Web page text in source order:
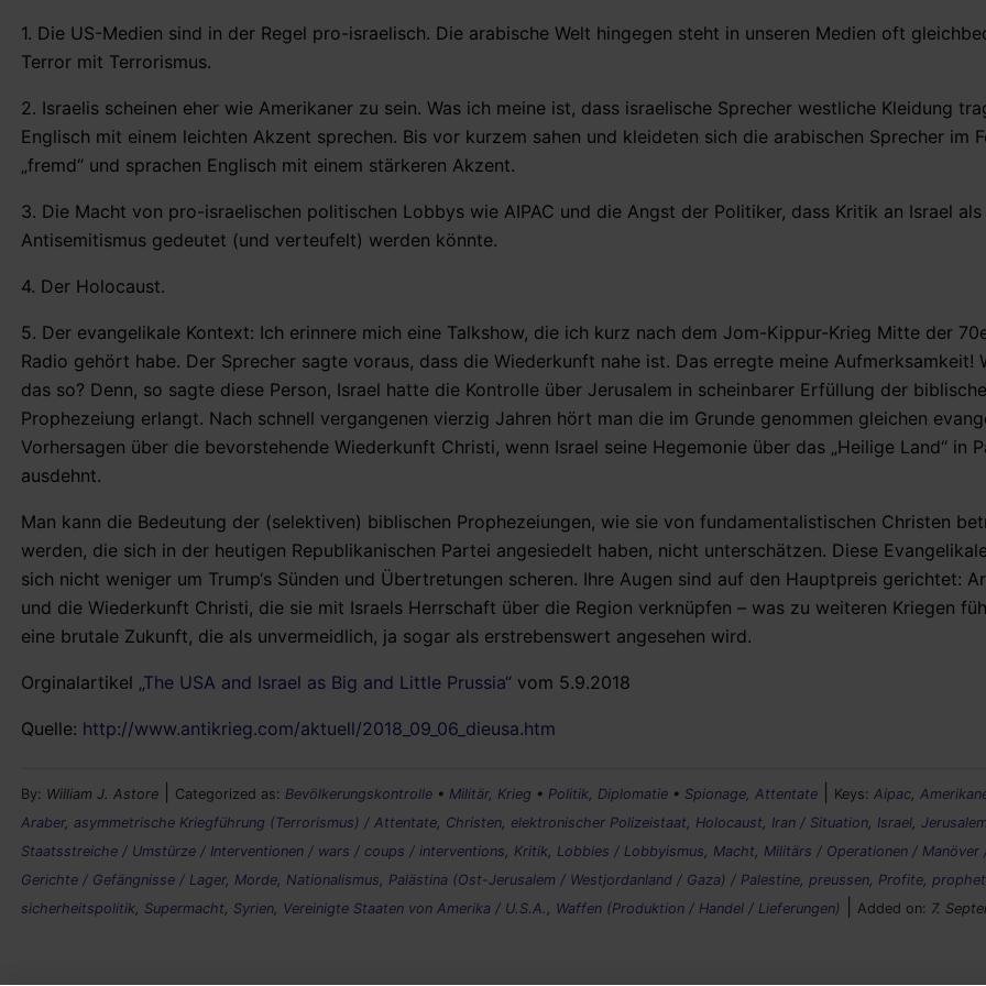
1. Die US-Medien sind in der Regel pro-israelisch. Die arabische Welt hingegen steht in unseren Medien oft
Terror mit Terrorismus.
2. Israelis scheinen eher wie Amerikaner zu sein. Was ich meine ist, dass israelische Sprecher westliche Kleidung
Englisch mit einem leichten Akzent sprechen. Bis vor kurzem sahen und kleideten sich die arabischen Sprecher im
„fremd“ und sprachen Englisch mit einem stärkeren Akzent.
3. Die Macht von pro-israelischen politischen Lobbys wie AIPAC und die Angst der Politiker, dass Kritik an Israel als
Antisemitismus gedeutet (und verteufelt) werden könnte.
4. Der Holocaust.
5. Der evangelikale Kontext: Ich erinnere mich eine Talkshow, die ich kurz nach dem Jom-Kippur-Krieg Mitte der
Radio gehört habe. Der Sprecher sagte voraus, dass die Wiederkunft nahe ist. Das erregte meine Aufmerksamkeit!
das so? Denn, so sagte diese Person, Israel hatte die Kontrolle über Jerusalem in scheinbarer Erfüllung der
Prophezeiung erlangt. Nach schnell vergangenen vierzig Jahren hört man die im Grunde genommen gleichen
Vorhersagen über die bevorstehende Wiederkunft Christi, wenn Israel seine Hegemonie über das „Heilige Land“ in
ausdehnt.
Man kann die Bedeutung der (selektiven) biblischen Prophezeiungen, wie sie von fundamentalistischen Christen
werden, die sich in der heutigen Republikanischen Partei angesiedelt haben, nicht unterschätzen. Diese
sich nicht weniger um Trump‘s Sünden und Übertretungen scheren. Ihre Augen sind auf den Hauptpreis gerichtet:
und die Wiederkunft Christi, die sie mit Israels Herrschaft über die Region verknüpfen – was zu weiteren Kriegen
eine brutale Zukunft, die als unvermeidlich, ja sogar als erstrebenswert angesehen wird.
Orginalartikel „The USA and Israel as Big and Little Prussia“ vom 5.9.2018
Quelle: http://www.antikrieg.com/aktuell/2018_09_06_dieusa.htm
By: William J. Astore Categorized as: Bevölkerungskontrolle • Militär, Krieg • Politik, Diplomatie • Spionage, Attentate Keys: Aipac
Araber, asymmetrische Kriegführung (Terrorismus) / Attentate Christen elektronischer Polizeistaat Holocaust Iran / Situation Israel Jerusalem
Staatsstreiche / Umstürze / Interventionen / wars / coups / interventions
Kritik Lobbies / Lobbyismus Macht Militärs / Operationen / Manöver
Gerichte / Gefängnisse / Lager, Morde Nationalismus Palästina (Ost-Jerusalem / Westjordanland / Gaza) / Palestine preussen Profite prophet
sicherheitspolitik Supermacht Syrien Vereinigte Staaten von Amerika / U.S.A. Waffen (Produktion / Handel / Lieferungen) Added on: 7.